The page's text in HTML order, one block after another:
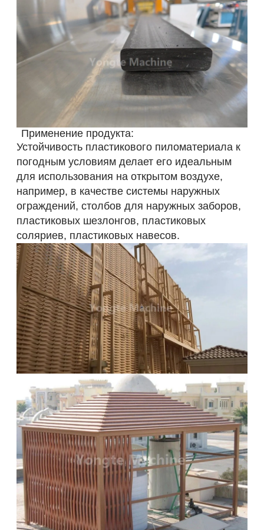
Применение продукта:
Устойчивость пластикового пиломатериала к
погодным условиям делает его идеальным
для использования на открытом воздухе,
например, в качестве системы наружных
ограждений, столбов для наружных заборов,
пластиковых шезлонгов, пластиковых
соляриев, пластиковых навесов.